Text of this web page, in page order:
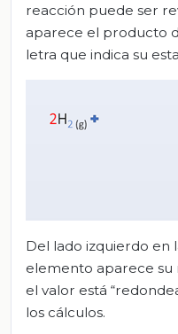
reacción puede ser
aparece el producto
letra que indica su
Del lado izquierdo en
elemento aparece su
el valor está
los cálculos.